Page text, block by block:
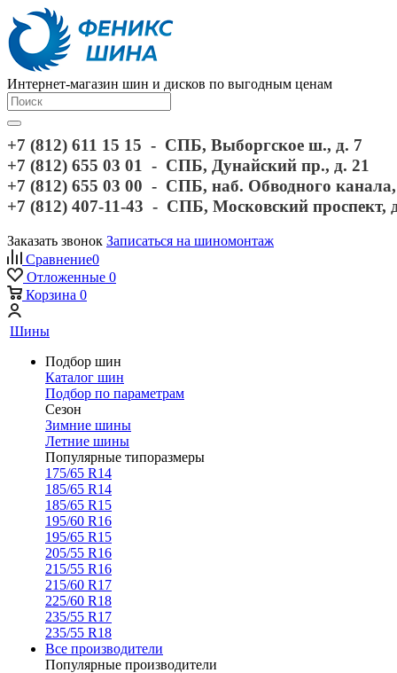
Интернет-магазин шин и дисков по выгодным ценам
+7 (812) 611 15 15 - СПБ, Выборгское ш., д. 7
+7 (812) 655 03 01 - СПБ, Дунайский пр., д. 21
+7 (812) 655 03 00 - СПБ, наб. Обводного
+7 (812) 407-11-43 - СПБ, Московский проспект,
Заказать звонок Записаться на шиномонтаж
Сравнение0
Отложенные 0
Корзина 0
Шины
Подбор шин
Каталог шин
Подбор по параметрам
Сезон
Зимние шины
Летние шины
Популярные типоразмеры
175/65 R14
185/65 R14
185/65 R15
195/60 R16
195/65 R15
205/55 R16
215/55 R16
215/60 R17
225/60 R18
235/55 R17
235/55 R18
Все производители
Популярные производители